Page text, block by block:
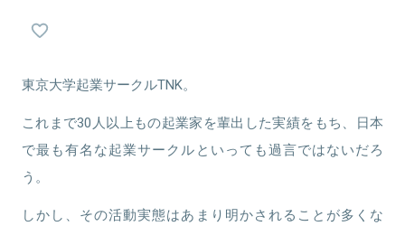
に設立。
東京大学起業サークルTNK。
これまで30人以上もの起業家を輩出した実績をもち、日本
で最も有名な起業サークルといっても過言ではないだろ
う。
しかし、その活動実態はあまり明かされることが多くな